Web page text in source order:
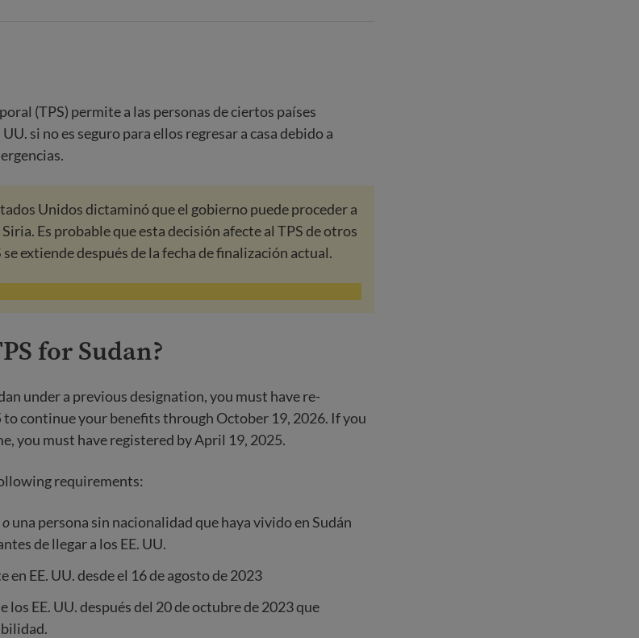
(TPS) permite a las personas de ciertos países
si no es seguro para ellos regresar a casa debido a
Unidos dictaminó que el gobierno puede proceder a
Es probable que esta decisión afecte al TPS de otros
extiende después de la fecha de finalización actual.
for Sudan?
under a previous designation, you must have re-
continue your benefits through October 19, 2026. If you
you must have registered by April 19, 2025.
requirements:
ouna persona sin nacionalidad que haya vivido en Sudán
de llegar a los EE. UU.
EE. UU. desde el 16 de agosto de 2023
los EE. UU. después del 20 de octubre de 2023 que